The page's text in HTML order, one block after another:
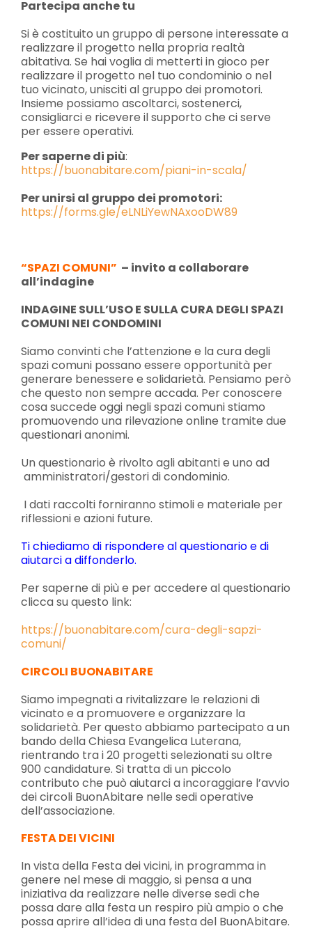
Partecipa anche tu
Si è costituito un gruppo di persone interessate a
realizzare il progetto nella propria realtà
abitativa. Se hai voglia di metterti in gioco per
realizzare il progetto nel tuo condominio o nel
tuo vicinato, unisciti al gruppo dei promotori.
Insieme possiamo ascoltarci, sostenerci,
consigliarci e ricevere il supporto che ci serve
per essere operativi.
Per saperne di più:
https://buonabitare.com/piani-in-scala/
Per unirsi al gruppo dei promotori:
https://forms.gle/eLNLiYewNAxooDW89
“SPAZI COMUNI” – invito a collaborare
all’indagine
INDAGINE SULL’USO E SULLA CURA DEGLI SPAZI
COMUNI NEI CONDOMINI
Siamo convinti che l’attenzione e la cura degli
spazi comuni possano essere opportunità per
generare benessere e solidarietà. Pensiamo però
che questo non sempre accada. Per conoscere
cosa succede oggi negli spazi comuni stiamo
promuovendo una rilevazione online tramite due
questionari anonimi.
Un questionario è rivolto agli abitanti e uno ad
amministratori/gestori di condominio.
I dati raccolti forniranno stimoli e materiale per
riflessioni e azioni future.
Ti chiediamo di rispondere al questionario e di
aiutarci a diffonderlo.
Per saperne di più e per accedere al questionario
clicca su questo link:
https://buonabitare.com/cura-degli-sapzi-
comuni/
CIRCOLI BUONABITARE
Siamo impegnati a rivitalizzare le relazioni di
vicinato e a promuovere e organizzare la
solidarietà. Per questo abbiamo partecipato a un
bando della Chiesa Evangelica Luterana,
rientrando tra i 20 progetti selezionati su oltre
900 candidature. Si tratta di un piccolo
contributo che può aiutarci a incoraggiare l’avvio
dei circoli BuonAbitare nelle sedi operative
dell’associazione.
FESTA DEI VICINI
In vista della Festa dei vicini, in programma in
genere nel mese di maggio, si pensa a una
iniziativa da realizzare nelle diverse sedi che
possa dare alla festa un respiro più ampio o che
possa aprire all’idea di una festa del BuonAbitare.